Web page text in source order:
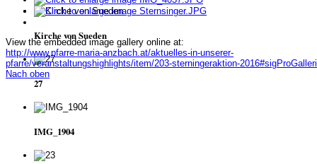
Kirche von Sueden
27
IMG_1904
View the embedded image gallery online at:
http://www.pfarre-maria-anzbach.at/aktuelles-in-unserer-
pfarre/veranstaltungshighlights/item/203-sterningeraktion-
Nach oben